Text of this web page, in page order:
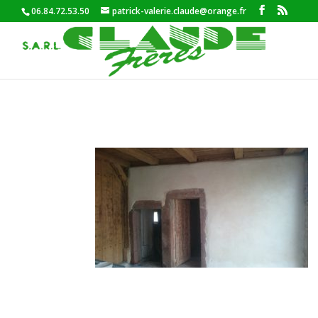
06.84.72.53.50 patrick-valerie.claude@orange.fr